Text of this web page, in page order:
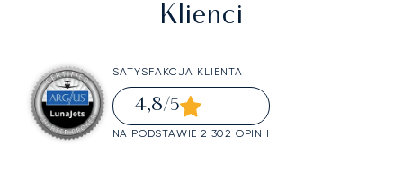
Klienci
SATYSFAKCJA KLIENTA
4,8/5
NA PODSTAWIE 2 302 OPINII